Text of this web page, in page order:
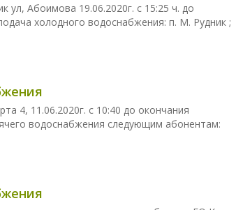
ул, Абоимова 19.06.2020г. с 15:25 ч. до
холодного водоснабжения: п. М. Рудник ;
4, 11.06.2020г. с 10:40 до окончания
водоснабжения следующим абонентам: